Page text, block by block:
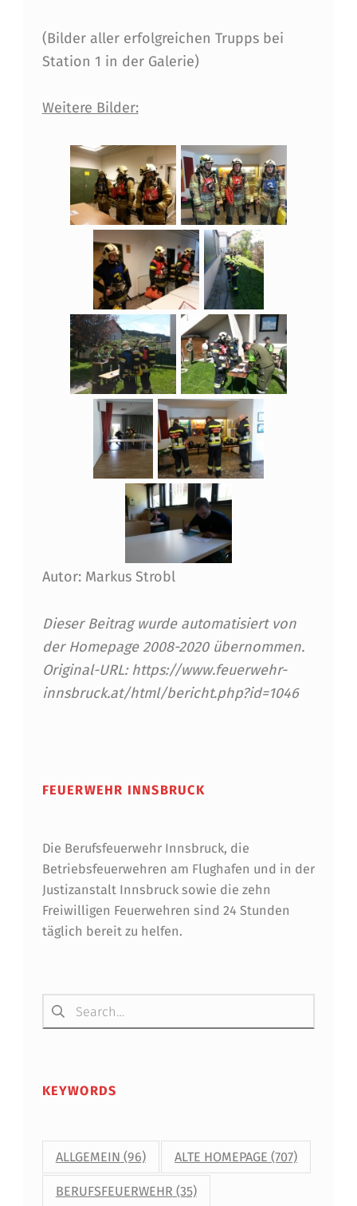
(Bilder aller erfolgreichen Trupps bei
Station 1 in der Galerie)
Weitere Bilder:
Autor: Markus Strobl
Dieser Beitrag wurde automatisiert von
der Homepage 2008-2020 übernommen.
Original-URL: https://www.feuerwehr-
innsbruck.at/html/bericht.php?id=1046
FEUERWEHR INNSBRUCK
Die Berufsfeuerwehr Innsbruck, die
Betriebsfeuerwehren am Flughafen und in der
Justizanstalt Innsbruck sowie die zehn
Freiwilligen Feuerwehren sind 24 Stunden
täglich bereit zu helfen.
Suchen nach:
KEYWORDS
ALLGEMEIN (96) ALTE HOMEPAGE (707)
BERUFSFEUERWEHR (35)